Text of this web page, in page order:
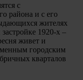
с
района и с его
жителях
1920-х –
живет и
городским
кварталов